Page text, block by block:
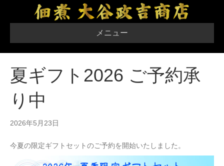
メニュー
夏ギフト2026 ご予約承
り中
2026年5月23日
今夏の限定ギフトセットのご予約を開始いたしました。